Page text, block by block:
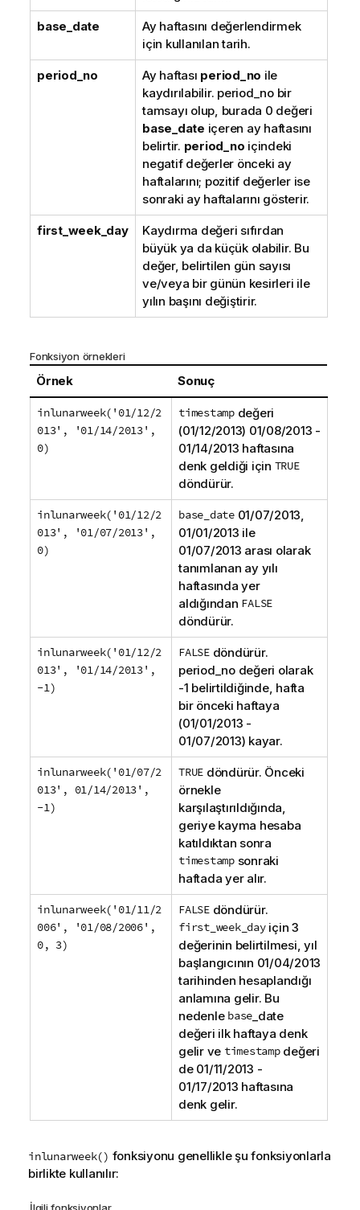
base_date
Ay haftasını değerlendirmek
için kullanılan tarih.
period_no Ay haftası period_no ile
kaydırılabilir. period_no bir
tamsayı olup, burada 0 değeri
base_date içeren ay haftasını
belirtir. period_no içindeki
negatif değerler önceki ay
haftalarını; pozitif değerler ise
sonraki ay haftalarını gösterir.
first_week_day
Kaydırma değeri sıfırdan
büyük ya da küçük olabilir. Bu
değer, belirtilen gün sayısı
ve/veya bir günün kesirleri ile
yılın başını değiştirir.
Fonksiyon örnekleri
Örnek Sonuç
inlunarweek('01/12/2
013', '01/14/2013',
0)
timestampdeğeri
(01/12/2013) 01/08/2013 -
01/14/2013 haftasına
denk geldiği için TRUE
döndürür.
inlunarweek('01/12/2
013', '01/07/2013',
0)
base_date 01/07/2013
01/01/2013 ile
01/07/2013 arası olarak
tanımlanan ay yılı
haftasında yer
aldığından FALSE
döndürür.
inlunarweek('01/12/2
013', '01/14/2013',
-1)
FALSEdöndürür.
period_nodeğeri olarak
-1 belirtildiğinde, hafta
bir önceki haftaya
(01/01/2013 -
01/07/2013) kayar.
inlunarweek('01/07/2
013', 01/14/2013',
-1)
TRUE döndürür. Önceki
örnekle
karşılaştırıldığında,
geriye kayma hesaba
katıldıktan sonra
timestampsonraki
haftada yer alır.
inlunarweek('01/11/2
006', '01/08/2006',
0, 3)
FALSEdöndürür.
first_week_dayiçin 3
değerinin belirtilmesi, yıl
başlangıcının 01/04/2013
tarihinden hesaplandığı
anlamına gelir. Bu
nedenle base _date
değeri ilk haftaya denk
gelir ve timestampdeğeri
de 01/11/2013 -
01/17/2013 haftasına
denk gelir.
inlunarweek() fonksiyonu genellikle şu fonksiyonlarla
birlikte kullanılır: